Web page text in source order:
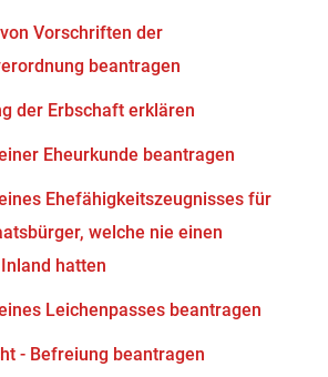
Vorschriften der
beantragen
der Erbschaft erklären
Eheurkunde beantragen
Ehefähigkeitszeugnisses für
welche nie einen
hatten
Leichenpasses beantragen
- Befreiung beantragen